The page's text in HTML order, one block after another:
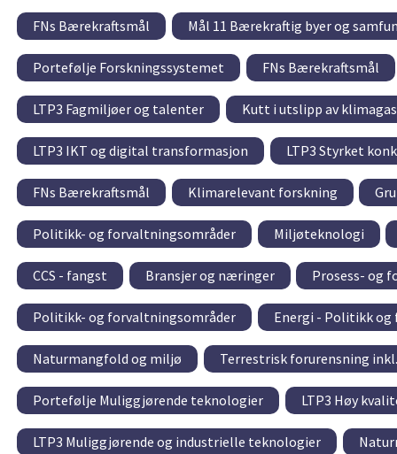
FNs Bærekraftsmål Mål 11 Bærekraftig byer og
Portefølje Forskningssystemet FNs Bærekraftsmål
LTP3 Fagmiljøer og talenter Kutt i utslipp av
LTP3 IKT og digital transformasjon LTP3 Styrket
FNs Bærekraftsmål Klimarelevant forskning
Politikk- og forvaltningsområder Miljøteknologi
CCS - fangst Bransjer og næringer Prosess- og
Politikk- og forvaltningsområder Energi - Politikk
Naturmangfold og miljø Terrestrisk forurensning
Portefølje Muliggjørende teknologier LTP3 Høy
LTP3 Muliggjørende og industrielle teknologier